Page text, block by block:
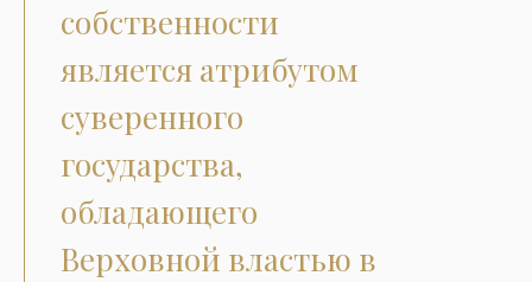
собственности
является атрибутом
суверенного
государства,
обладающего
Верховной властью в